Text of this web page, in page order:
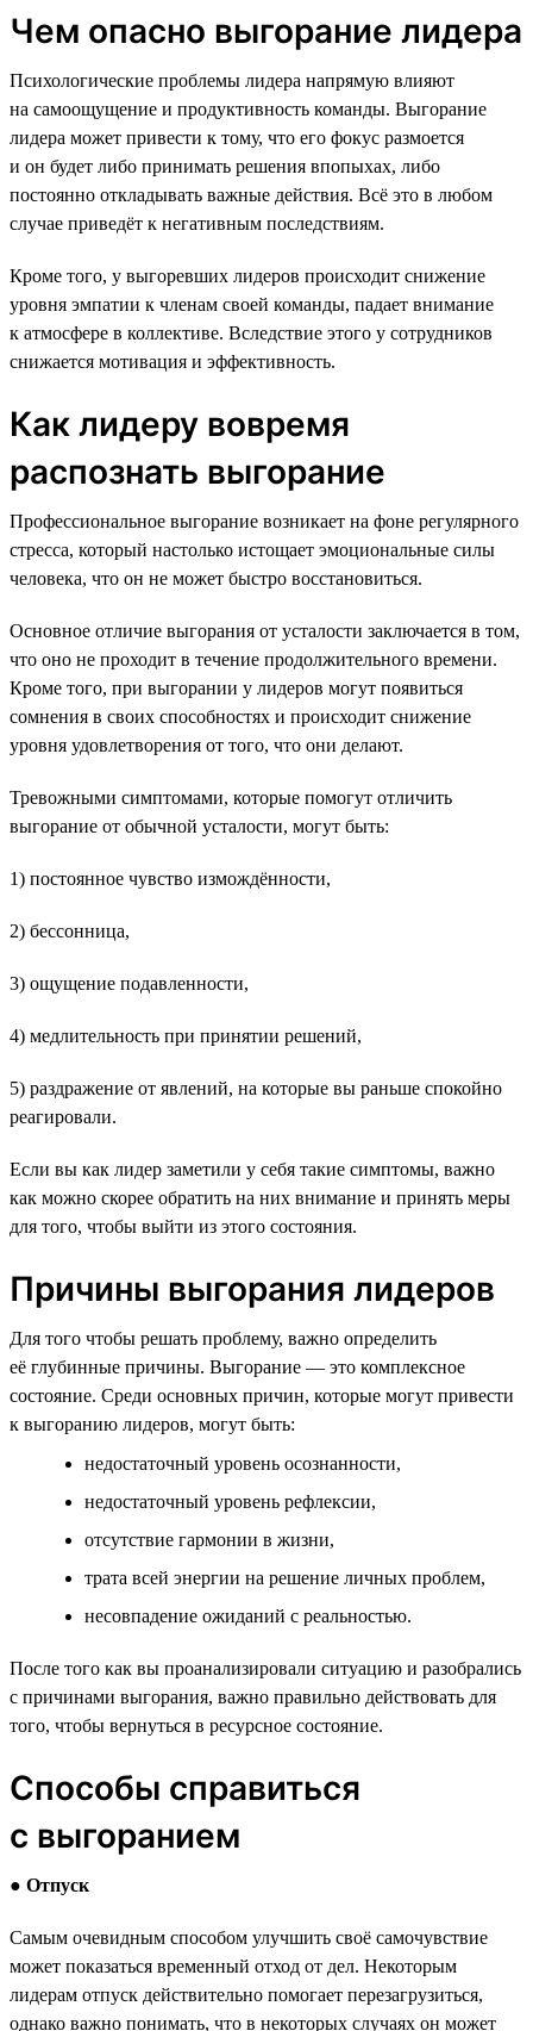
Чем опасно выгорание лидера
Психологические проблемы лидера напрямую влияют
на самоощущение и продуктивность команды. Выгорание
лидера может привести к тому, что его фокус размоется
и он будет либо принимать решения впопыхах, либо
постоянно откладывать важные действия. Всё это в любом
случае приведёт к негативным последствиям.
Кроме того, у выгоревших лидеров происходит снижение
уровня эмпатии к членам своей команды, падает внимание
к атмосфере в коллективе. Вследствие этого у сотрудников
снижается мотивация и эффективность.
Как лидеру вовремя
распознать выгорание
Профессиональное выгорание возникает на фоне регулярного
стресса, который настолько истощает эмоциональные силы
человека, что он не может быстро восстановиться.
Основное отличие выгорания от усталости заключается в том,
что оно не проходит в течение продолжительного времени.
Кроме того, при выгорании у лидеров могут появиться
сомнения в своих способностях и происходит снижение
уровня удовлетворения от того, что они делают.
Тревожными симптомами, которые помогут отличить
выгорание от обычной усталости, могут быть:
1) постоянное чувство измождённости,
2) бессонница,
3) ощущение подавленности,
4) медлительность при принятии решений,
5) раздражение от явлений, на которые вы раньше спокойно
реагировали.
Если вы как лидер заметили у себя такие симптомы, важно
как можно скорее обратить на них внимание и принять меры
для того, чтобы выйти из этого состояния.
Причины выгорания лидеров
Для того чтобы решать проблему, важно определить
её глубинные причины. Выгорание — это комплексное
состояние. Среди основных причин, которые могут привести
к выгоранию лидеров, могут быть:
недостаточный уровень осознанности,
недостаточный уровень рефлексии,
отсутствие гармонии в жизни,
трата всей энергии на решение личных проблем,
несовпадение ожиданий с реальностью.
После того как вы проанализировали ситуацию и разобрались
с причинами выгорания, важно правильно действовать для
того, чтобы вернуться в ресурсное состояние.
Способы справиться
с выгоранием
● Отпуск
Самым очевидным способом улучшить своё самочувствие
может показаться временный отход от дел. Некоторым
лидерам отпуск действительно помогает перезагрузиться,
однако важно понимать, что в некоторых случаях он может